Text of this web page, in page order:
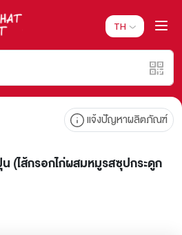
TH
แจ้งปัญหาผลิตภัณฑ์
(ไส้กรอกไก่ผสมหมูรสซุปกระดูก